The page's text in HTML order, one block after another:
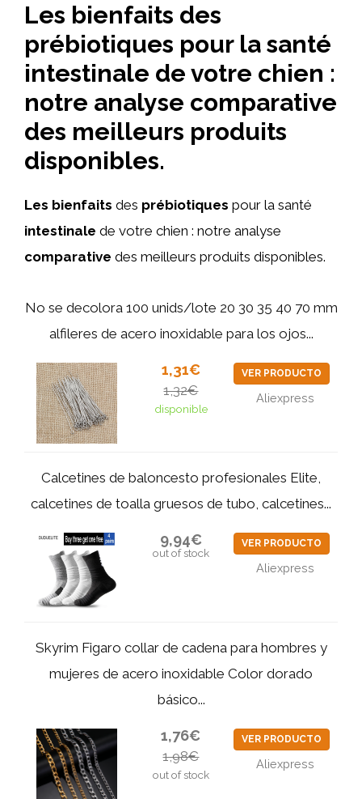
Les bienfaits des
prébiotiques pour la santé
intestinale de votre chien :
notre analyse comparative
des meilleurs produits
disponibles.
Les bienfaits des prébiotiques pour la santé
intestinale de votre chien : notre analyse
comparative des meilleurs produits disponibles.
No se decolora 100 unids/lote 20 30 35 40 70 mm
alfileres de acero inoxidable para los ojos...
1,31€
1,32€
disponible
VER PRODUCTO
Aliexpress
Calcetines de baloncesto profesionales Elite,
calcetines de toalla gruesos de tubo, calcetines...
9,94€
out of stock
VER PRODUCTO
Aliexpress
Skyrim Figaro collar de cadena para hombres y
mujeres de acero inoxidable Color dorado
básico...
1,76€
1,98€
out of stock
VER PRODUCTO
Aliexpress